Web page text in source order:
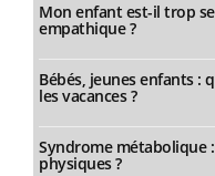
Mon enfant est-il trop
empathique ?
Bébés, jeunes enfants :
les vacances ?
Syndrome métabolique
physiques ?